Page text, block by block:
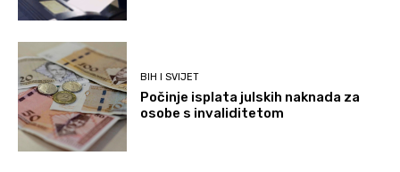
BIH I SVIJET
Počinje isplata julskih naknada za
osobe s invaliditetom